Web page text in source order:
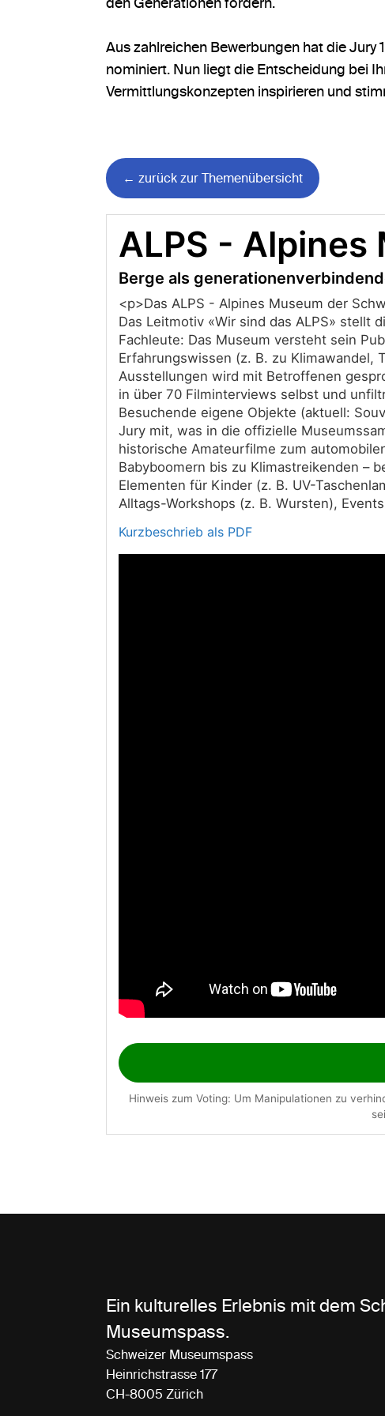
Aus zahlreichen Bewerbungen hat die
nominiert. Nun liegt die Entscheidung bei
Vermittlungskonzepten inspirieren und
← zurück zur Themenübersicht
ALPS - Alpines
Berge als
<p>Das ALPS - Alpines Museum der
Das Leitmotiv «Wir sind das ALPS» stellt
Fachleute: Das Museum versteht sein
Erfahrungswissen (z. B. zu Klimawandel,
Ausstellungen wird mit Betroffenen
in über 70 Filminterviews selbst und
Besuchende eigene Objekte (aktuell:
Jury mit, was in die offizielle
historische Amateurfilme zum
Babyboomern bis zu Klimastreikenden –
Elementen für Kinder (z. B. UV-
Alltags-Workshops (z. B. Wursten),
Kurzbeschrieb als PDF
Ein kulturelles Erlebnis mit dem
Museumspass.
Schweizer Museumspass
Heinrichstrasse 177
CH-8005 Zürich